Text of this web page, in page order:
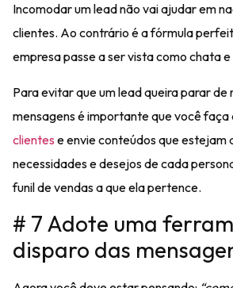
Incomodar um lead não vai ajudar em
clientes. Ao contrário é a fórmula
empresa passe a ser vista como chata e
Para evitar que um lead queira parar de
mensagens é importante que vocêfaça
clientes e envie conteúdos que estejam
necessidades e desejosde cada
funil de vendas a que ela pertence.
# 7 Adote uma
disparo das